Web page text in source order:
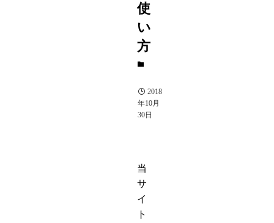
使
い
方
2018
年10月
30日
当
サ
イ
ト